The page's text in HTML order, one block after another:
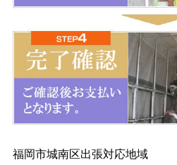
福岡市城南区出張対応地域